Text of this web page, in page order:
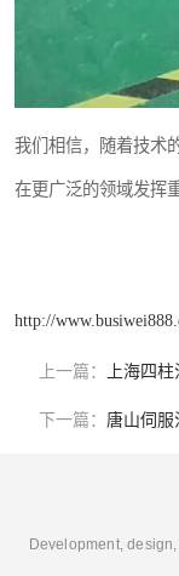
我们相信，随着技术
在更广泛的领域发挥
http://
上一篇： 上海四
下一篇： 唐山伺
Development,